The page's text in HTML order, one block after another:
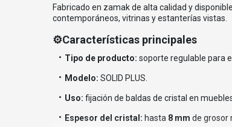
Fabricado en zamak de alta calidad y
contemporáneos, vitrinas y estanterías vistas.
⚙️Características principales
Tipo de producto: soporte regulable para
Modelo: SOLID PLUS.
Uso: fijación de baldas de cristal en
Espesor del cristal: hasta 8 mm de grosor